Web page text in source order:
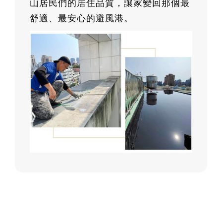
山居民們的居住品質，讓家變回那個最
舒適、最安心的避風港。